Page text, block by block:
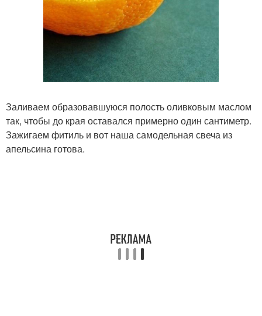
Заливаем образовавшуюся полость оливковым маслом
так, чтобы до края оставался примерно один сантиметр.
Зажигаем фитиль и вот наша самодельная свеча из
апельсина готова.